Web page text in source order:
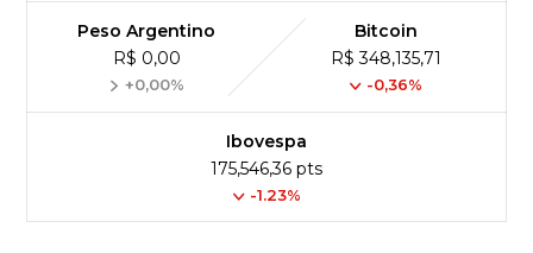
Peso Argentino
R$ 0,00
+0,00%
Bitcoin
R$ 348,135,71
-0,36%
Ibovespa
175,546,36 pts
-1.23%